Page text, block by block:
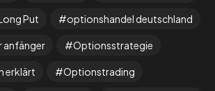
Put optionshandel deutschland
anfänger Optionsstrategie
erklärt Optionstrading